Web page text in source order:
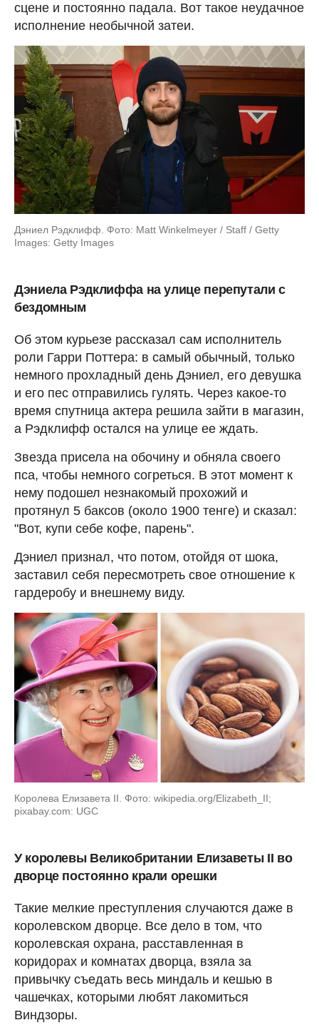
сцене и постоянно падала. Вот такое неудачное
исполнение необычной затеи.
Дэниел Рэдклифф. Фото: Matt Winkelmeyer / Staff / Getty
Images: Getty Images
Дэниела Рэдклиффа на улице перепутали с
бездомным
Об этом курьезе рассказал сам исполнитель
роли Гарри Поттера: в самый обычный, только
немного прохладный день Дэниел, его девушка
и его пес отправились гулять. Через какое-то
время спутница актера решила зайти в магазин,
а Рэдклифф остался на улице ее ждать.
Звезда присела на обочину и обняла своего
пса, чтобы немного согреться. В этот момент к
нему подошел незнакомый прохожий и
протянул 5 баксов (около 1900 тенге) и сказал:
"Вот, купи себе кофе, парень".
Дэниел признал, что потом, отойдя от шока,
заставил себя пересмотреть свое отношение к
гардеробу и внешнему виду.
Королева Елизавета II. Фото: wikipedia.org/Elizabeth_II;
pixabay.com: UGC
У королевы Великобритании Елизаветы II во
дворце постоянно крали орешки
Такие мелкие преступления случаются даже в
королевском дворце. Все дело в том, что
королевская охрана, расставленная в
коридорах и комнатах дворца, взяла за
привычку съедать весь миндаль и кешью в
чашечках, которыми любят лакомиться
Виндзоры.